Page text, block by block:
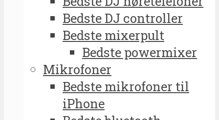
Bedste DJ controller
Bedste mixerpult
Bedste powermixer
Mikrofoner
Bedste mikrofoner til
iPhone